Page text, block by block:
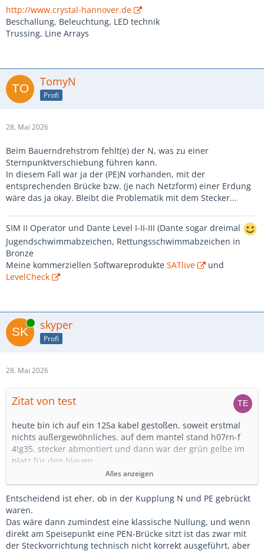
http://www.crystal-hannover.de
Beschallung, Beleuchtung, LED technik
Trussing, Line Arrays
TomyN
Profi
28. Mai 2026
Beim Bauerndrehstrom fehlt(e) der N, was zu einer
Sternpunktverschiebung führen kann.
In diesem Fall war ja der (PE)N vorhanden, mit der
entsprechenden Brücke bzw. (je nach Netzform) einer Erdung
wäre das ja okay. Bleibt die Problematik mit dem Stecker...
SIM II Operator und Dante Level I-II-III (Dante sogar dreimal
Jugendschwimmabzeichen, Rettungsschwimmabzeichen in
Bronze
Meine kommerziellen Softwareprodukte SATlive
und
LevelCheck
Online skyper
Profi
28. Mai 2026
Zitat von test
heute bin ich auf ein 125a kabel gestoßen. soweit erstmal
nichts außergewöhnliches. auf dem mantel stand h07rn-f
4!g35. stecker abmontiert und dann war der grün gelbe im
platz für den blauen.
dazu dann auch noch hülsen in einem mennekes stecker
der adern schutz drinn hatte.
die hülsen lassen auf eine gewisse expertise schließen.
ich dachte, das wir hier drüber hinweg sind.
Alles anzeigen
Entscheidend ist eher, ob in der Kupplung N und PE gebrückt
waren.
Das wäre dann zumindest eine klassische Nullung, und wenn
direkt am Speisepunkt eine PEN-Brücke sitzt ist das zwar mit
der Steckvorrichtung technisch nicht korrekt ausgeführt, aber